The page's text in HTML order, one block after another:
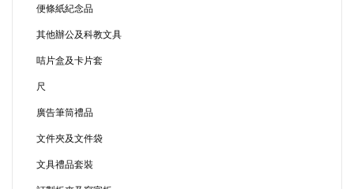
便條紙紀念品
其他辦公及科教文具
咭片盒及卡片套
尺
廣告筆筒禮品
文件夾及文件袋
文具禮品套裝